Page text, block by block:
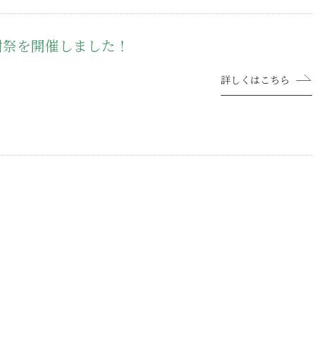
を開催しました！
詳しくはこちら